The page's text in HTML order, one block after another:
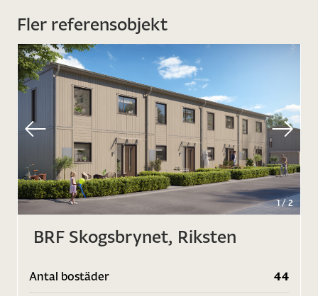
Fler referensobjekt
1/2
BRF Skogsbrynet, Riksten
Antal bostäder 44